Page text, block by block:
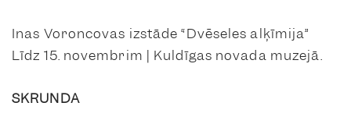
Inas Voroncovas izstāde “Dvēseles alķīmija”
Līdz 15. novembrim | Kuldīgas novada muzejā.
SKRUNDA